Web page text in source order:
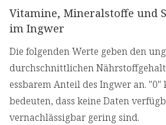
Vitamine, Mineralstoffe und
im Ingwer
Die folgenden Werte geben den
durchschnittlichen
essbarem Anteil des Ingwer an. "0"
bedeuten, dass keine Daten
vernachlässigbar gering sind.